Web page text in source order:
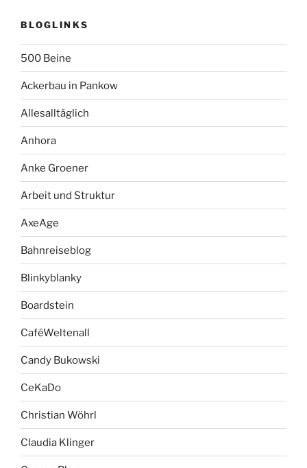
BLOGLINKS
500 Beine
Ackerbau in Pankow
Allesalltäglich
Anhora
Anke Groener
Arbeit und Struktur
AxeAge
Bahnreiseblog
Blinkyblanky
Boardstein
CaféWeltenall
Candy Bukowski
CeKaDo
Christian Wöhrl
Claudia Klinger